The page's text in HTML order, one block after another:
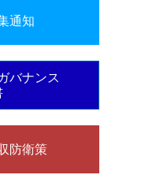
通知
バナンス
防衛策